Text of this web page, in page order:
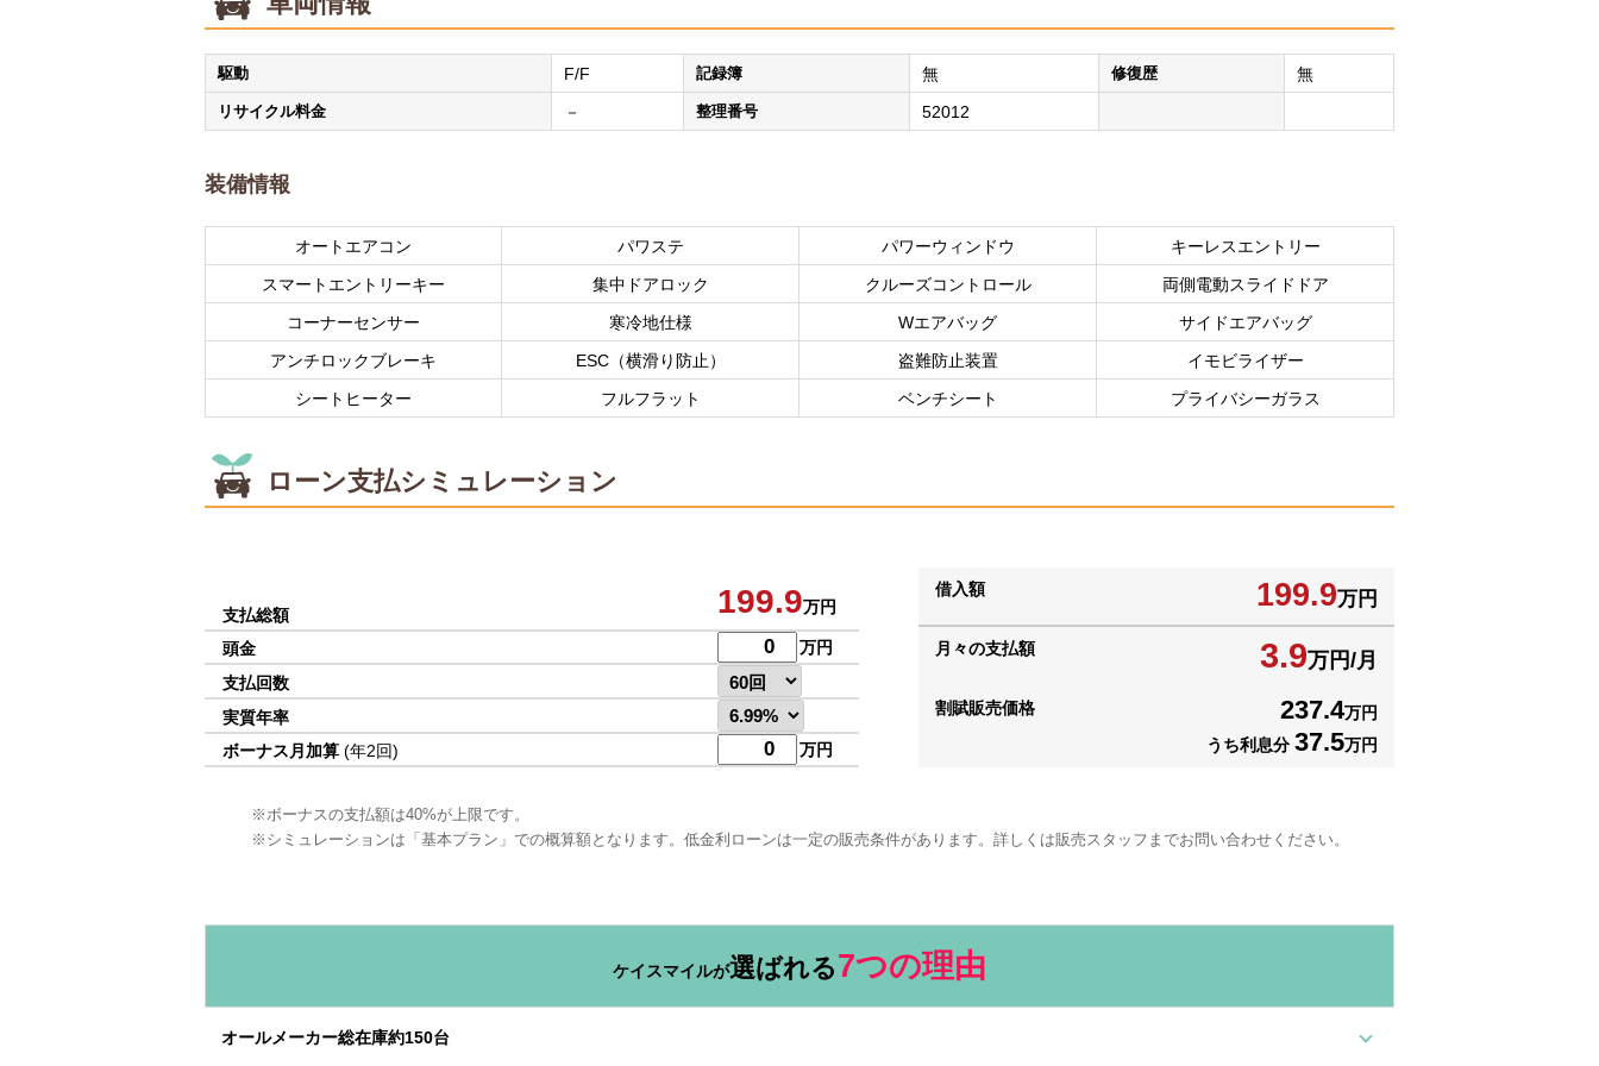
駆動 F/F 記録簿 無 修復歴 無
リサイクル料金 － 整理番号 52012
装備情報
オートエアコン パワステ パワーウィンドウ
キーレスエントリー
スマートエントリーキー
集中ドアロック クルーズコントロール
両側電動スライドドア
コーナーセンサー
寒冷地仕様 Wエアバッグ
サイドエアバッグ
アンチロックブレーキ
ESC（横滑り防止） 盗難防止装置
イモビライザー
シートヒーター
フルフラット ベンチシート プライバシーガラス
ローン支払シミュレーション
支払総額 199.9万円
頭金
万円
支払回数
実質年率
ボーナス月加算 (年2回) 万円
借入額 199.9万円
月々の支払額 3.9万円/月
割賦販売価格 237.4万円
うち利息分 37.5万円
ボーナスの支払額は40%が上限です。
シミュレーションは「基本プラン」での概算額となります。低金利ローンは一定の販売条件があります。詳しくは販売スタッフまでお問い合わせください。
ケイスマイルが選ばれる7つの理由
オールメーカー総在庫約150台